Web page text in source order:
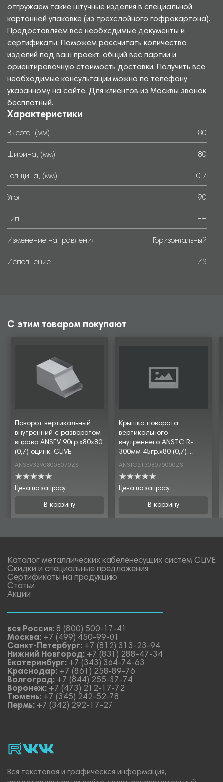
отгружаем такие штучные изделия в специальной
картонной упаковке (из трехслойного гофрокартона).
Предоставляем все необходимые документы и
сертификаты. Поможем рассчитать количество
изделий под ваш проект, общий вес партии и
ориентировочную стоимость доставки. Получить все
необходимые консультации можно по телефону
указанному на сайте. Для клиентов из Москвы звонок
бесплатный.
Характеристики
Высота, (мм) 80
Ширина, (мм) 80
Толщина, (мм) 0.7
Угол 90
Тип EH
Изменение направления Горизонтальный
Исполнение ZS
С этим товаром покупают
Поворот вертикальный
внутренний с разворотом
вправо ANSEV 90гр.х80х80
(0,7) оцинк. CLIVE
ANSEV32908008070ZS
Цена по запросу
В корзину
Крышка поворота
вертикального
внутреннего ANSTC R-
300мм 45гр.х80 (0,7)
оцинк. CLIVE
ANSTC21308070000ZS
Цена по запросу
В корзину
Каталог металлических кабеленесущих систем CLiVE
Скидки и специальные предложения
Сертификаты на продукцию
Статьи
Акции
вся Россия: 8 (800) 500-17-41
Москва: +7 (499) 450-99-01
Санкт-Петербург: +7 (812) 313-23-94
Нижний Новгород: +7 (831) 288-47-34
Екатеринбург: +7 (343) 364-74-63
Краснодар: +7 (861) 258-89-76
Волгоград: +7 (844) 255-37-74
Воронеж: +7 (473) 212-17-72
Тюмень: +7 (345) 242-52-78
Пермь: +7 (342) 292-17-27
rutubevk_video.
Vk.
Вся текстовая и графическая информация,